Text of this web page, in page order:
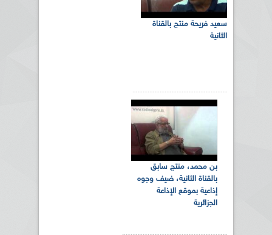
سعيد فريحة منتج بالقناة
الثانية
بن محمد، منتج سابق
بالقناة الثانية، ضيف وجوه
إذاعية بموقع الإذاعة
الجزائرية